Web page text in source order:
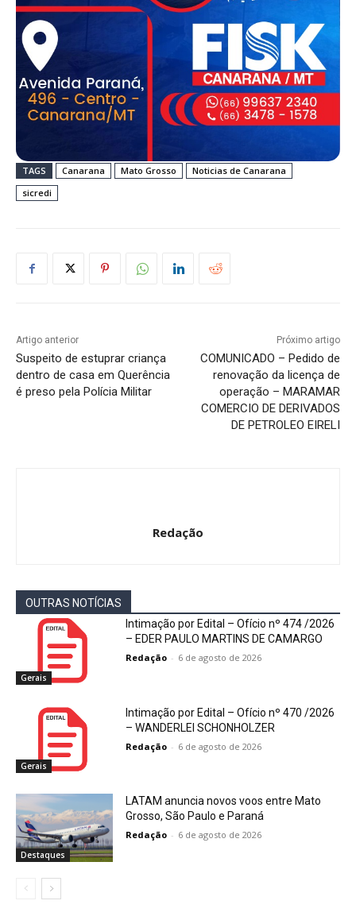
TAGS Canarana Mato Grosso
Noticias de Canarana
sicredi
Artigo anterior
Suspeito de estuprar criança
dentro de casa em Querência
é preso pela Polícia Militar
Próximo artigo
COMUNICADO – Pedido de
renovação da licença de
operação – MARAMAR
COMERCIO DE DERIVADOS
DE PETROLEO EIRELI
Redação
OUTRAS NOTÍCIAS
Gerais
Intimação por Edital – Ofício nº 474 /2026
– EDER PAULO MARTINS DE CAMARGO
Redação - 6 de agosto de 2026
Gerais
Intimação por Edital – Ofício nº 470 /2026
– WANDERLEI SCHONHOLZER
Redação - 6 de agosto de 2026
Destaques
LATAM anuncia novos voos entre Mato
Grosso, São Paulo e Paraná
Redação - 6 de agosto de 2026